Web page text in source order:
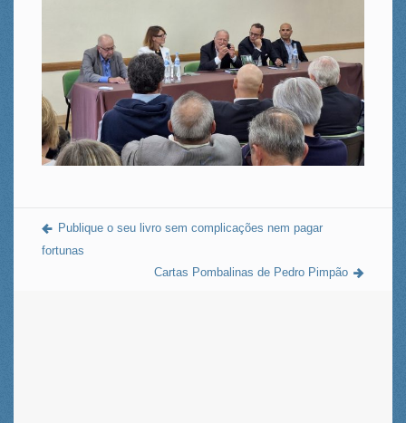
Publique o seu livro sem complicações nem pagar
fortunas
Cartas Pombalinas de Pedro Pimpão